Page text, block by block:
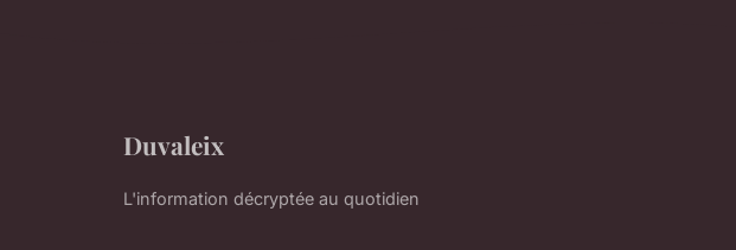
Duvaleix
L'information décryptée au quotidien